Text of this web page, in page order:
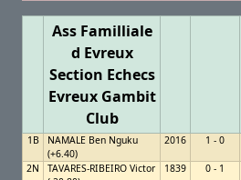
Ass Familliale
d Evreux
Section Echecs
Evreux Gambit
Club
1B
NAMALE Ben Nguku
(+6.40)
2016 1 - 0
2N
TAVARES-RIBEIRO Victor
1839 0 - 1